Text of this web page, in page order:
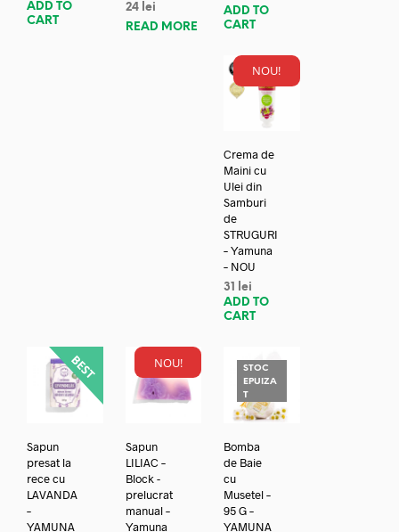
ADD TO
CART
24 lei
READ MORE
ADD TO
CART
NOU!
Crema de
Maini cu
Ulei din
Samburi
de
STRUGURI
– Yamuna
– NOU
31
lei
ADD TO
CART
Sapun
presat la
rece cu
LAVANDA
–
YAMUNA
NOU!
Sapun
LILIAC –
Block -
prelucrat
manual –
Yamuna
STOC
EPUIZA
T
Bomba
de Baie
cu
Musetel –
95 G –
YAMUNA